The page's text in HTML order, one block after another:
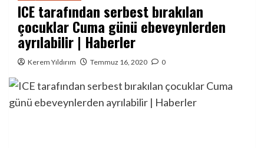
ICE tarafından serbest bırakılan
çocuklar Cuma günü ebeveynlerden
ayrılabilir | Haberler
Kerem Yıldırım Temmuz 16, 2020 0